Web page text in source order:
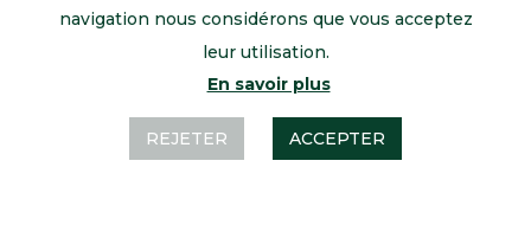
navigation nous considérons que vous acceptez
leur utilisation.
En savoir plus
REJETER ACCEPTER